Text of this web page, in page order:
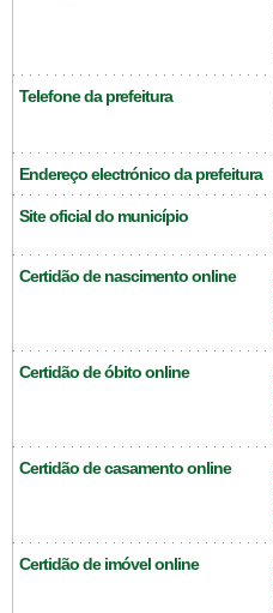
Telefone da prefeitura
Endereço electrónico da prefeitura
Site oficial do município
Certidão de nascimento online
Certidão de óbito online
Certidão de casamento online
Certidão de imóvel online